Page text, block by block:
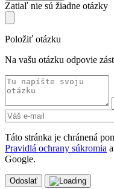
Zatiaľ nie sú žiadne otázky
Položiť otázku
Na vašu otázku odpovie
Táto stránka je chránená
Pravidlá ochrany súkromia a
Google.
Odoslať